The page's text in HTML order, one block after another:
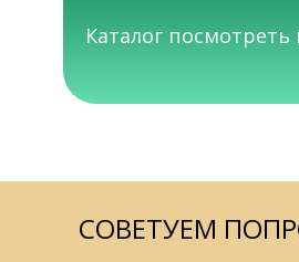
Каталог посмотреть
СОВЕТУЕМ